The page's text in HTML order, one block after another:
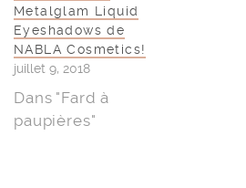
Metalglam Liquid
Eyeshadows de
NABLA Cosmetics!
juillet 9, 2018
Dans "Fard à
paupières"